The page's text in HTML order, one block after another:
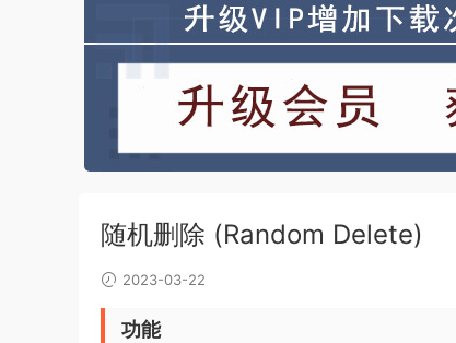
随机删除 (Random Delete)
2023-03-22
功能